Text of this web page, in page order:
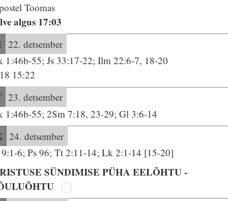
Toomas
algus 17:03
22. detsember
1:46b-55; Js 33:17-22; Ilm 22:6-7, 18-20
15:22
23. detsember
1:46b-55; 2Sm 7:18, 23-29; Gl 3:6-14
24. detsember
9:1-6; Ps 96; Tt 2:11-14; Lk 2:1-14 [15-20]
SÜNDIMISE PÜHA EELÕHTU -